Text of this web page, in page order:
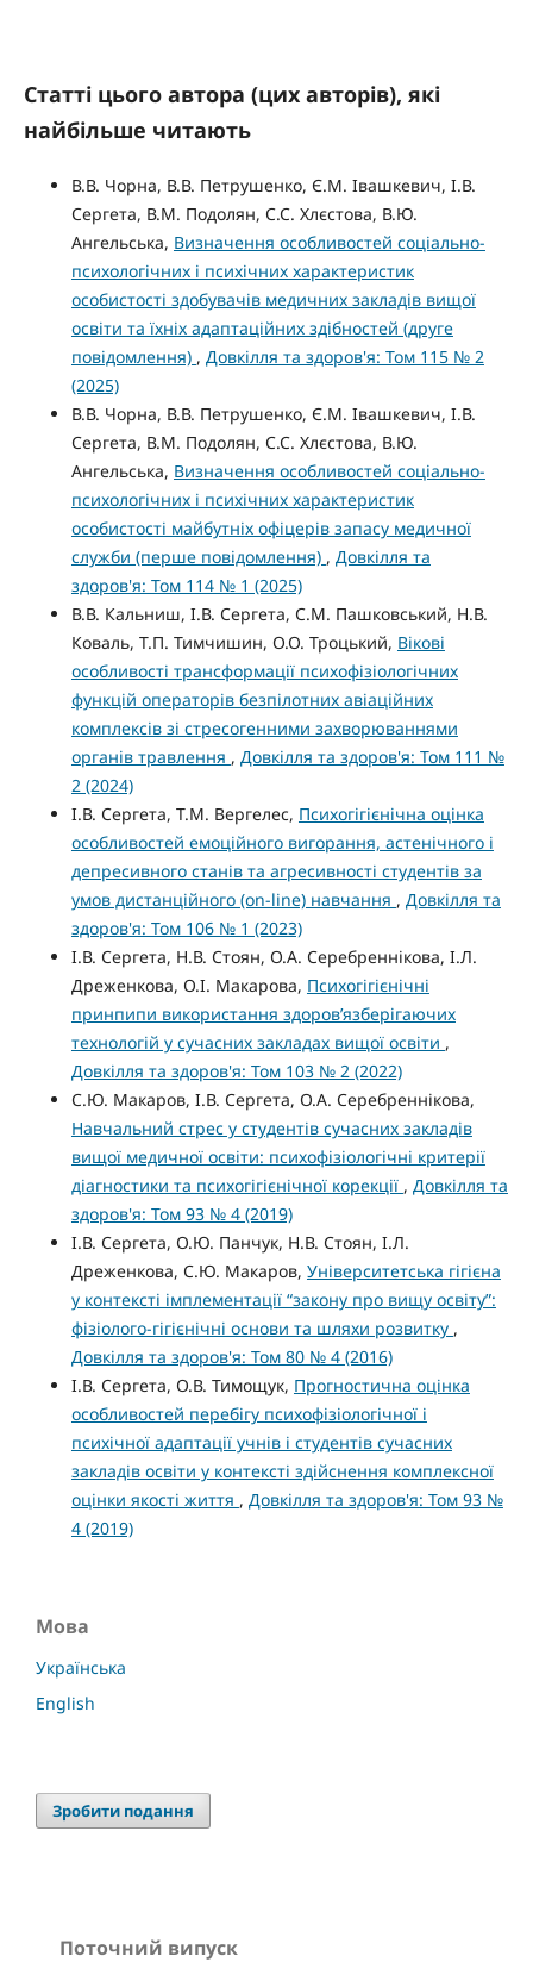
Статті цього автора (цих авторів), які
найбільше читають
В.В. Чорна, В.В. Петрушенко, Є.М. Івашкевич, І.В.
Сергета, В.М. Подолян, С.С. Хлєстова, В.Ю.
Ангельська, Визначення особливостей соціально-
психологічних і психічних характеристик
особистості здобувачів медичних закладів вищої
освіти та їхніх адаптаційних здібностей (друге
повідомлення) , Довкілля та здоров'я: Том 115 № 2
(2025)
В.В. Чорна, В.В. Петрушенко, Є.М. Івашкевич, І.В.
Сергета, В.М. Подолян, С.С. Хлєстова, В.Ю.
Ангельська, Визначення особливостей соціально-
психологічних і психічних характеристик
особистості майбутніх офіцерів запасу медичної
служби (перше повідомлення) , Довкілля та
здоров'я: Том 114 № 1 (2025)
В.В. Кальниш, І.В. Сергета, С.М. Пашковський, Н.В.
Коваль, Т.П. Тимчишин, О.О. Троцький, Вікові
особливості трансформації психофізіологічних
функцій операторів безпілотних авіаційних
комплексів зі стресогенними захворюваннями
органів травлення , Довкілля та здоров'я: Том 111 №
2 (2024)
І.В. Сергета, Т.М. Вергелес, Психогігієнічна оцінка
особливостей емоційного вигорання, астенічного і
депресивного станів та агресивності студентів за
умов дистанційного (on-line) навчання , Довкілля та
здоров'я: Том 106 № 1 (2023)
І.В. Сергета, Н.В. Стоян, О.А. Серебреннікова, І.Л.
Дреженкова, О.І. Макарова, Психогігієнічні
принпипи використання здоров’язберігаючих
технологій у сучасних закладах вищої освіти ,
Довкілля та здоров'я: Том 103 № 2 (2022)
С.Ю. Макаров, І.В. Сергета, О.А. Серебреннікова,
Навчальний стрес у студентів сучасних закладів
вищої медичної освіти: психофізіологічні критерії
діагностики та психогігієнічної корекції , Довкілля та
здоров'я: Том 93 № 4 (2019)
І.В. Сергета, О.Ю. Панчук, Н.В. Стоян, І.Л.
Дреженкова, С.Ю. Макаров, Університетська гігієна
у контексті імплементації “закону про вищу освіту”:
фізіолого-гігієнічні основи та шляхи розвитку ,
Довкілля та здоров'я: Том 80 № 4 (2016)
І.В. Сергета, О.В. Тимощук, Прогностична оцінка
особливостей перебігу психофізіологічної і
психічної адаптації учнів і студентів сучасних
закладів освіти у контексті здійснення комплексної
оцінки якості життя , Довкілля та здоров'я: Том 93 №
4 (2019)
Мова
Українська
English
Зробити подання
Поточний випуск